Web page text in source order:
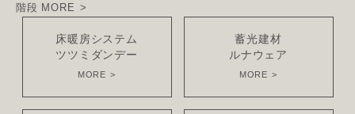
階段 MORE
床暖房システム
ツツミダンデー
MORE
蓄光建材
ルナウェア
MORE